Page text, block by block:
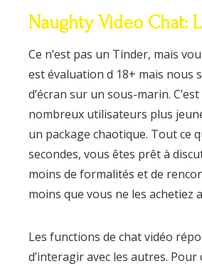
Naughty Video Chat:
Ce n’est pas un Tinder, mais
est évaluation d 18+ mais nous
d’écran sur un sous-marin.
nombreux utilisateurs plus
un package chaotique. Tout ce
secondes, vous êtes prêt à
moins de formalités et de
moins que vous ne les achetiez
Les functions de chat vidéo
d’interagir avec les autres.